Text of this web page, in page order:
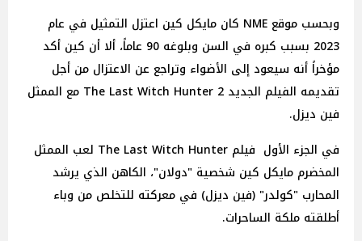
وبحسب موقع NME كان مايكل كين اعتزل التمثيل في عام
2023 بسبب كبره في السن وبلوغه 90 عاماً، ألا أن كين أكد
مؤخراً أنه سيعود إلى الأضواء وتراجع عن الاعتزال من أجل
تقديمه الفيلم الجديد The Last Witch Hunter 2 مع الممثل
فين ديزل.
في الجزء الأول فيلم The Last Witch Hunter لعب الممثل
المخضرم مايكل كين شخصية "دولان"، الكاهن الذي يرشد
المحارب "كولدر" (فين ديزل) في معركته للتخلص من وباء
أطلقته ملكة الساحرات.